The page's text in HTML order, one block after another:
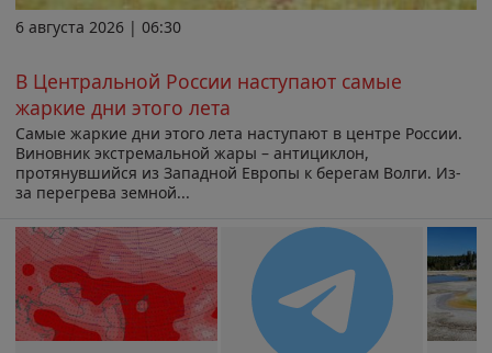
6 августа 2026 | 06:30
В Центральной России наступают самые
жаркие дни этого лета
Самые жаркие дни этого лета наступают в центре России.
Виновник экстремальной жары – антициклон,
протянувшийся из Западной Европы к берегам Волги. Из-
за перегрева земной...